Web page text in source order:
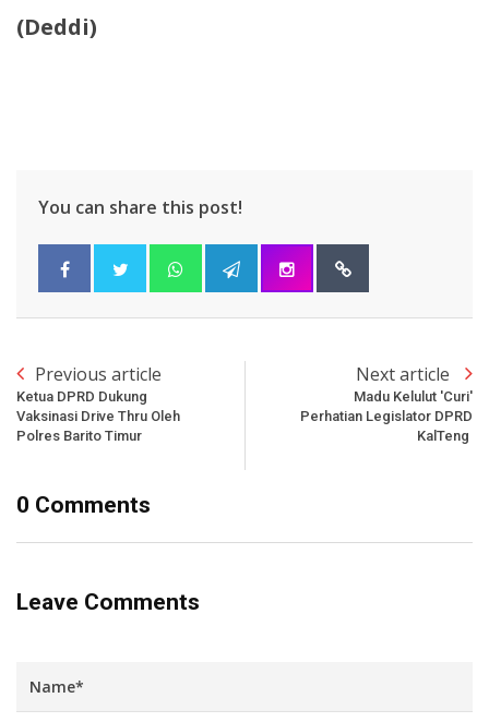
(Deddi)
You can share this post!
Previous article
Ketua DPRD Dukung
Vaksinasi Drive Thru Oleh
Polres Barito Timur
Next article
Madu Kelulut 'Curi'
Perhatian Legislator DPRD
KalTeng
0 Comments
Leave Comments